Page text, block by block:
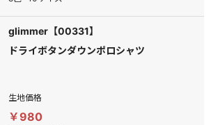
glimmer【00331】
ドライボタンダウンポロシャツ
生地価格
￥980